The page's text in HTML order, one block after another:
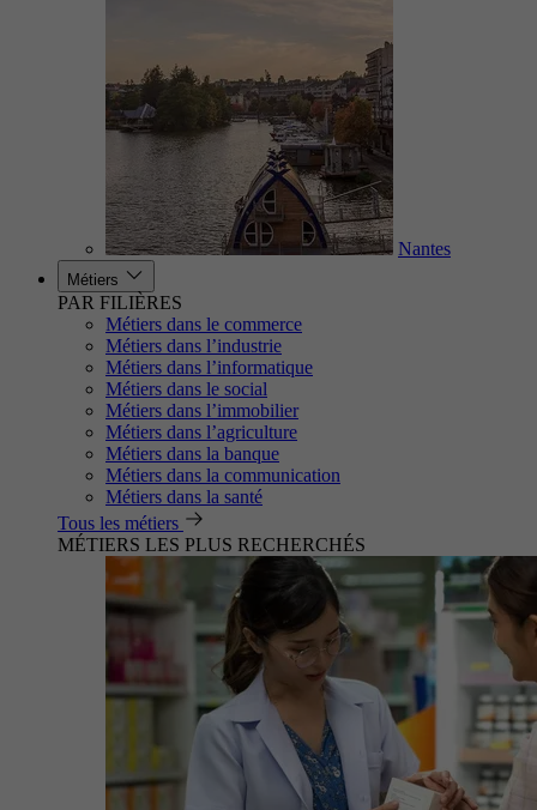
Nantes
Métiers
PAR FILIÈRES
Métiers dans le commerce
Métiers dans l’industrie
Métiers dans l’informatique
Métiers dans le social
Métiers dans l’immobilier
Métiers dans l’agriculture
Métiers dans la banque
Métiers dans la communication
Métiers dans la santé
Tous les métiers
MÉTIERS LES PLUS RECHERCHÉS